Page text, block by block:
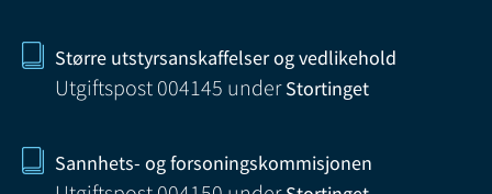
Større utstyrsanskaffelser og vedlikehold
Utgiftspost 004145 underStortinget
Sannhets- og forsoningskommisjonen